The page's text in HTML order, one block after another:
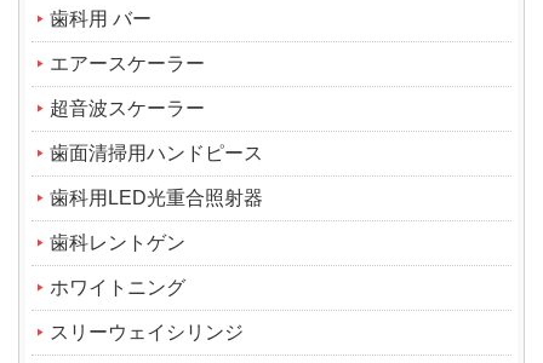
歯科用 バー
エアースケーラー
超音波スケーラー
歯面清掃用ハンドピース
歯科用LED光重合照射器
歯科レントゲン
ホワイトニング
スリーウェイシリンジ